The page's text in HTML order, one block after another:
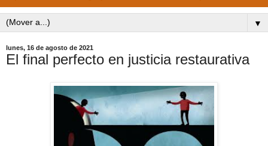
▼
lunes, 16 de agosto de 2021
El final perfecto en justicia restaurativa